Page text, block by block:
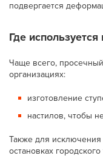
подвергается
Где
Чаще всего,
организациях:
изготовление
настилов, чтобы
Также для исключения
остановках городского